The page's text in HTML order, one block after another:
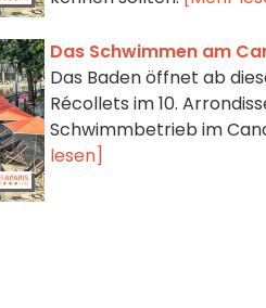
Das Schwimmen am
Das Baden öffnet ab
Récollets im 10.
Schwimmbetrieb im
lesen]